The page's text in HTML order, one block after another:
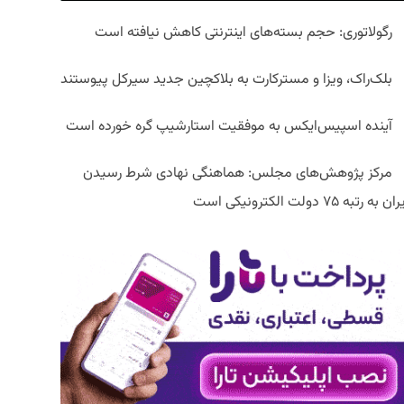
رگولاتوری: حجم بسته‌های اینترنتی کاهش نیافته است
بلک‌راک، ویزا و مسترکارت به بلاکچین جدید سیرکل پیوستند
آینده اسپیس‌ایکس به موفقیت استارشیپ گره خورده است
مرکز پژوهش‌های مجلس: هماهنگی نهادی شرط رسیدن
به رتبه ۷۵ دولت الکترونیکی است